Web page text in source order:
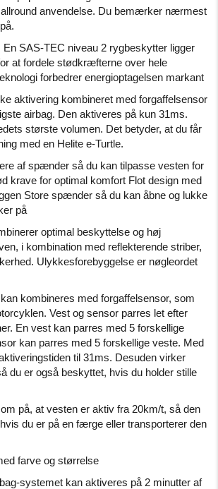
anvendelse. Du bemærker nærmest
SAS-TEC niveau 2 rygbeskytter ligger
at fordele stødkræfterne over hele
forbedrer energioptagelsen markant
aktivering kombineret med forgaffelsensor
airbag. Den aktiveres på kun 31ms.
største volumen. Det betyder, at du får
med en Helite e-Turtle.
af spænder så du kan tilpasse vesten for
krave for optimal komfort Flot design med
Store spænder så du kan åbne og lukke
på
optimal beskyttelse og høj
i kombination med reflekterende striber,
Ulykkesforebyggelse er nøgleordet
kombineres med forgaffelsensor, som
Vest og sensor parres let efter
En vest kan parres med 5 forskellige
kan parres med 5 forskellige veste. Med
til 31ms. Desuden virker
du er også beskyttet, hvis du holder stille
på, at vesten er aktiv fra 20km/t, så den
du er på en færge eller transporterer den
farve og størrelse
systemet kan aktiveres på 2 minutter af